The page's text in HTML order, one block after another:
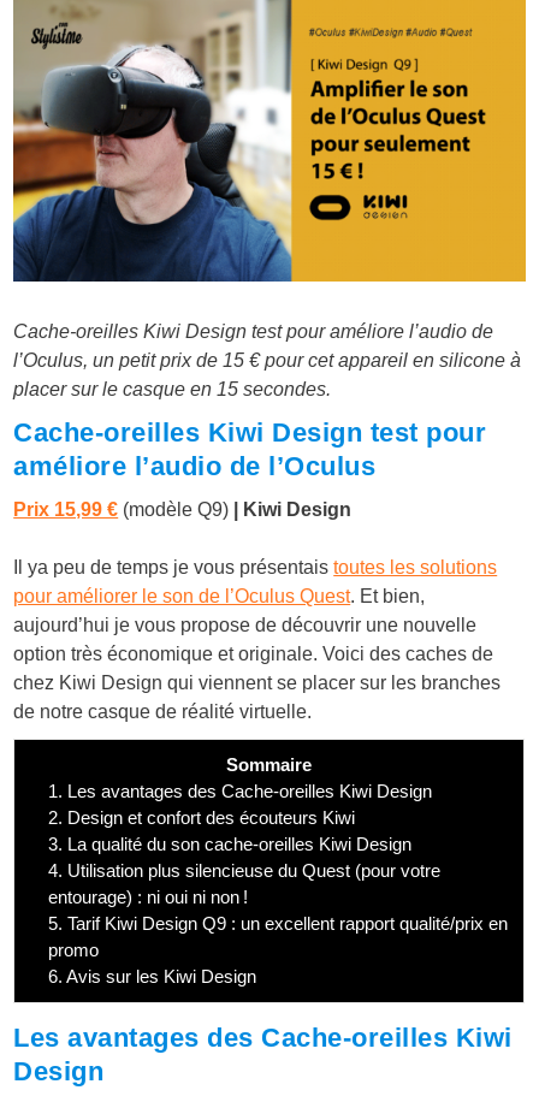
Cache-oreilles Kiwi Design test pour améliore l’audio de
l’Oculus, un petit prix de 15 € pour cet appareil en silicone à
placer sur le casque en 15 secondes.
Cache-oreilles Kiwi Design test pour
améliore l’audio de l’Oculus
Prix 15,99 € (modèle Q9) | Kiwi Design
Il ya peu de temps je vous présentaistoutes les solutions
pour améliorer le son de l’Oculus Quest. Et bien,
aujourd’hui je vous propose de découvrir une nouvelle
option très économique et originale. Voici des caches de
chez Kiwi Design qui viennent se placer sur les branches
de notre casque de réalité virtuelle.
Sommaire
1. Les avantages des Cache-oreilles Kiwi Design
2. Design et confort des écouteurs Kiwi
3. La qualité du son cache-oreilles Kiwi Design
4. Utilisation plus silencieuse du Quest (pour votre
entourage) : ni oui ni non !
5. Tarif Kiwi Design Q9 : un excellent rapport qualité/prix en
promo
6. Avis sur les Kiwi Design
Les avantages des Cache-oreilles Kiwi
Design